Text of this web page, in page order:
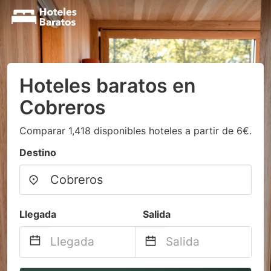
Hoteles baratos en
Cobreros
Comparar 1,418 disponibles hoteles a partir de 6€.
Destino
Llegada Salida
Navigate
Navigate